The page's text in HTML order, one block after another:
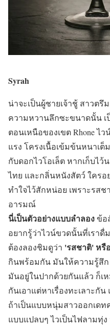
Syrah
น่าจะเป็นผู้ชายเจ้าชู้ สาวตรึ
ความหวานลึกซะขนาดนั้น
ตอนเหนือของเขต Rhone ไ
แรง โครงเนื้อเข้มข้นหนาเ
กับดอกไวโอเล็ต หากเก็บไ
ไทย และกลิ่นหนังสัตว์ ใคร
ทำใจไว้สักหน่อย เพราะรสช
อารมณ์
นี่เป็นตัวอย่างแบบลำลองข้อ
อยากรู้ว่าไวน์ขวดนั้นที่เรา
ต้องลองชิมดูว่า 'รสชาติ' หรื
กินพร้อมกัน มันให้ความรู้สึก
มันอยู่ในปากด้วยกันแล้ว ก็เ
กันเอาแต่หาเรื่องทะเลาะกั
ถ้าเป็นแบบหนุ่มสาวออกเด
แบบแปลบๆ ไวเป็นไฟลามทุ่